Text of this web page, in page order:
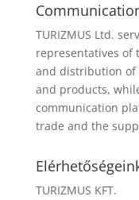
TURIZMUS Ltd.
representatives of
and distribution of
and products,
communication
trade and the
TURIZMUS KFT.